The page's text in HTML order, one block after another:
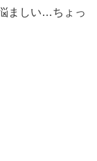
ましい…ちょっ